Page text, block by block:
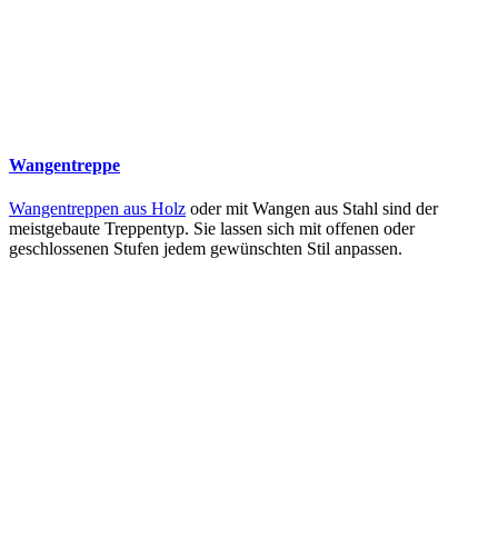
Wangentreppe
Wangentreppen aus Holz oder mit Wangen aus Stahl sind der
meistgebaute Treppentyp. Sie lassen sich mit offenen oder
geschlossenen Stufen jedem gewünschten Stil anpassen.